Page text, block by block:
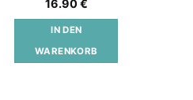
16.90€
IN DEN
WARENKORB